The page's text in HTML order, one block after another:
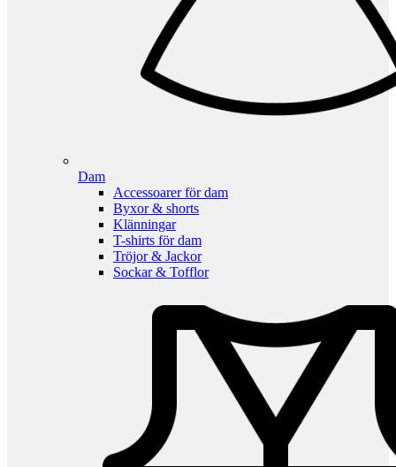
Dam
Accessoarer för dam
Byxor & shorts
Klänningar
T-shirts för dam
Tröjor & Jackor
Sockar & Tofflor